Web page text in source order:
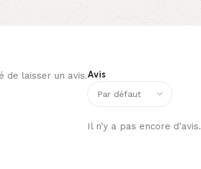
Avis
Il n’y a pas encore d’avis.
de laisser un avis.